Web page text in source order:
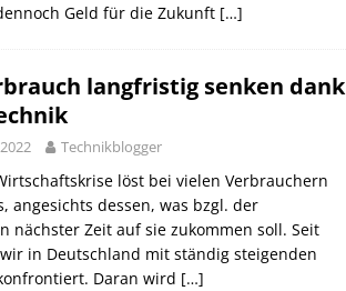
Geld für die Zukunft […]
langfristig senken dank
Technikblogger
löst bei vielen Verbrauchern
angesichts dessen, was bzgl. der
nächster Zeit auf sie zukommen soll. Seit
in Deutschland mit ständig steigenden
Daran wird […]